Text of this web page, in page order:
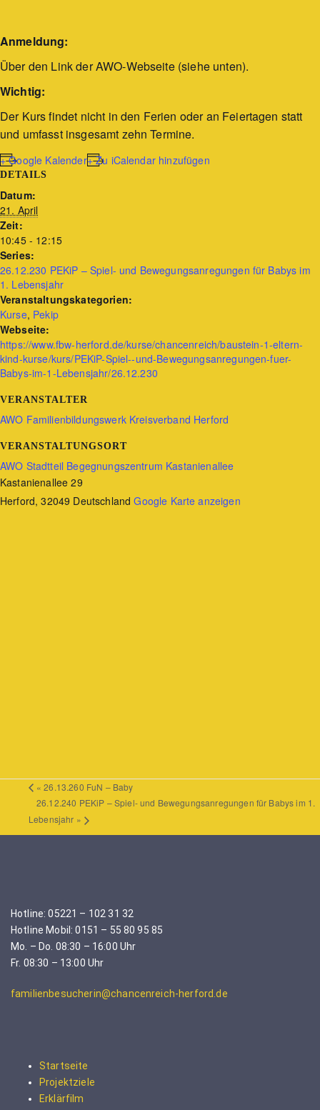
Anmeldung:
Über den Link der AWO-Webseite (siehe unten).
Wichtig:
Der Kurs findet nicht in den Ferien oder an Feiertagen statt
und umfasst insgesamt zehn Termine.
+ Google Kalender+ Zu iCalendar hinzufügen
DETAILS
Datum:
21. April
Zeit:
10:45 - 12:15
Series:
26.12.230 PEKiP – Spiel- und Bewegungsanregungen für Babys im
1. Lebensjahr
Veranstaltungskategorien:
Kurse, Pekip
Webseite:
https://www.fbw-herford.de/kurse/chancenreich/baustein-1-eltern-
kind-kurse/kurs/PEKiP-Spiel--und-Bewegungsanregungen-fuer-
Babys-im-1-Lebensjahr/26.12.230
VERANSTALTER
AWO Familienbildungswerk Kreisverband Herford
VERANSTALTUNGSORT
AWO Stadtteil Begegnungszentrum Kastanienallee
Kastanienallee 29
Herford, 32049 Deutschland Google Karte anzeigen
« 26.13.260 FuN – Baby
26.12.240 PEKiP – Spiel- und Bewegungsanregungen für Babys im 1.
Lebensjahr »
Hotline: 05221 – 102 31 32
Hotline Mobil: 0151 – 55 80 95 85
Mo. – Do. 08:30 – 16:00 Uhr
Fr. 08:30 – 13:00 Uhr
familienbesucherin@chancenreich-herford.de
Startseite
Projektziele
Erklärfilm